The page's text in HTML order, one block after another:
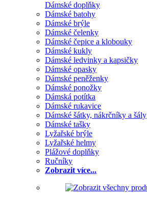
Dámské doplňky
Dámské batohy
Dámské brýle
Dámské čelenky
Dámské čepice a klobouky
Dámské kukly
Dámské ledvinky a kapsičky
Dámské opasky
Dámské peněženky
Dámské ponožky
Dámská potítka
Dámské rukavice
Dámské šátky, nákrčníky a šály
Dámské tašky
Lyžařské brýle
Lyžařské helmy
Plážové doplňky
Ručníky
Zobrazit více...